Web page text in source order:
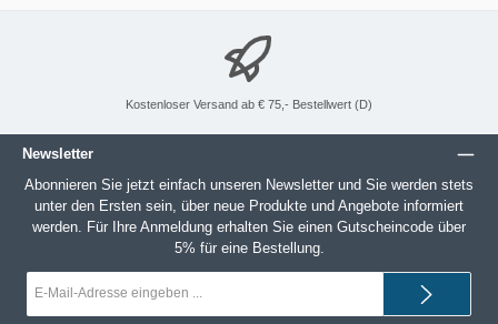
Kostenloser Versand ab € 75,- Bestellwert (D)
Newsletter
Abonnieren Sie jetzt einfach unseren Newsletter und Sie werden stets
unter den Ersten sein, über neue Produkte und Angebote informiert
werden. Für Ihre Anmeldung erhalten Sie einen Gutscheincode über
5% für eine Bestellung.